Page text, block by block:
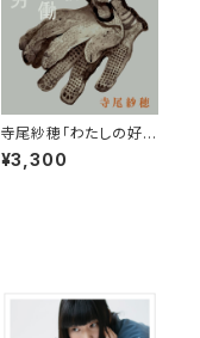
寺尾紗穂「わたしの好き
な労働歌」【CD】
¥3,300